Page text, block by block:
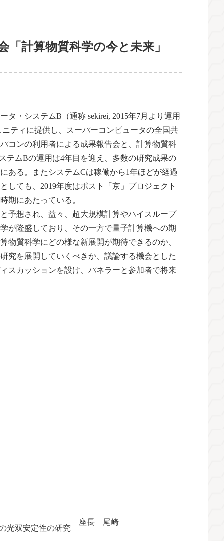
計算物質科学の今と未来」
・システムB（通称 sekirei, 2015年7月より運用
ティに提供し、スーパーコンピュータの全国共
コンの利用者による成果報告会と、計算物質科
テムBの運用は4年目を迎え、多数の研究成果の
ある。またシステムCは稼働から1年ほどが経過
しても、2019年度はポスト「京」プロジェクト
期にあたっている。
予想され、益々、超大規模計算やハイスループ
が隆盛しており、その一方で量子計算機への期
物質科学にどの様な新展開が期待できるのか、
究を展開していくべきか、議論する機会とした
スカッションを設け、パネラーと参加者で将来
光双安定性の研究
座長 尾崎